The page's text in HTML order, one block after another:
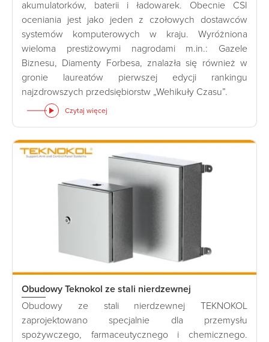
akumulatorków, baterii i ładowarek. Obecnie CSI
oceniania jest jako jeden z czołowych dostawców
systemów komputerowych w kraju. Wyróżniona
wieloma prestiżowymi nagrodami m.in.: Gazele
Biznesu, Diamenty Forbesa, znalazła się również w
gronie laureatów pierwszej edycji rankingu
najzdrowszych przedsiębiorstw „Wehikuły Czasu”.
Czytaj więcej
Obudowy Teknokol ze stali nierdzewnej
Obudowy ze stali nierdzewnej TEKNOKOL
zaprojektowano specjalnie dla przemysłu
spożywczego, farmaceutycznego i chemicznego.